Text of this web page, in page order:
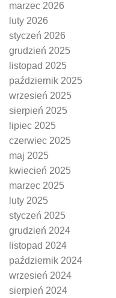
marzec 2026
luty 2026
styczeń 2026
grudzień 2025
listopad 2025
październik 2025
wrzesień 2025
sierpień 2025
lipiec 2025
czerwiec 2025
maj 2025
kwiecień 2025
marzec 2025
luty 2025
styczeń 2025
grudzień 2024
listopad 2024
październik 2024
wrzesień 2024
sierpień 2024